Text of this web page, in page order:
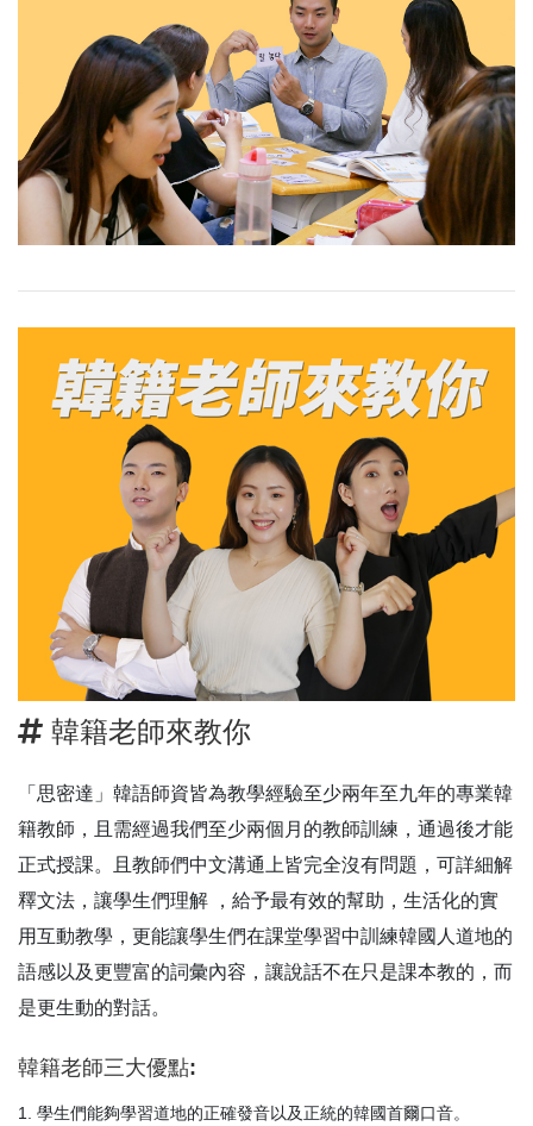
韓籍老師來教你
「思密達」韓語師資皆為教學經驗至少兩年至九年的專業韓
籍教師，且需經過我們至少兩個月的教師訓練，通過後才能
正式授課。且教師們中文溝通上皆完全沒有問題，可詳細解
釋文法，讓學生們理解 ，給予最有效的幫助，生活化的實
用互動教學，更能讓學生們在課堂學習中訓練韓國人道地的
語感以及更豐富的詞彙內容，讓說話不在只是課本教的，而
是更生動的對話。
韓籍老師三大優點:
學生們能夠學習道地的正確發音以及正統的韓國首爾口音。